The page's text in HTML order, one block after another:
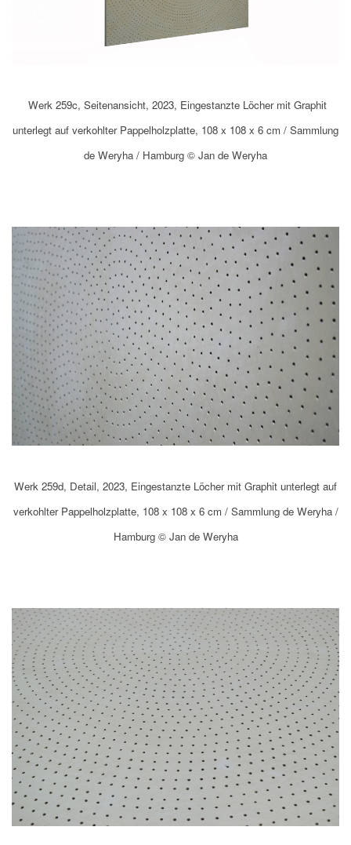
Werk 259c, Seitenansicht, 2023, Eingestanzte Löcher mit Graphit
unterlegt auf verkohlter Pappelholzplatte, 108 x 108 x 6 cm / Sammlung
de Weryha / Hamburg © Jan de Weryha
Werk 259d, Detail, 2023, Eingestanzte Löcher mit Graphit unterlegt auf
verkohlter Pappelholzplatte, 108 x 108 x 6 cm / Sammlung de Weryha /
Hamburg © Jan de Weryha